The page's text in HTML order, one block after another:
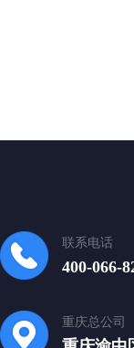
联系电话
400-066-
重庆总公司